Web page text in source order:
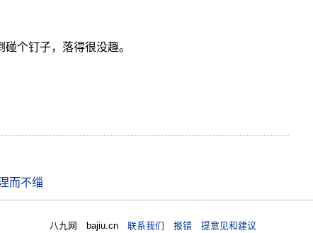
个钉子，落得很没趣。
而不缁
八九网 bajiu.cn联系我们 报错 提意见和建议